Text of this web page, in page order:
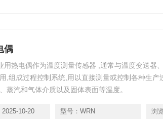
偶
用热电偶作为温度测量传感器 ,通常与温度变送器
,组成过程控制系统,用以直接测量或控制各种生
蒸汽和气体介质以及固体表面等温度。
2025-10-20 型号： WRN 浏